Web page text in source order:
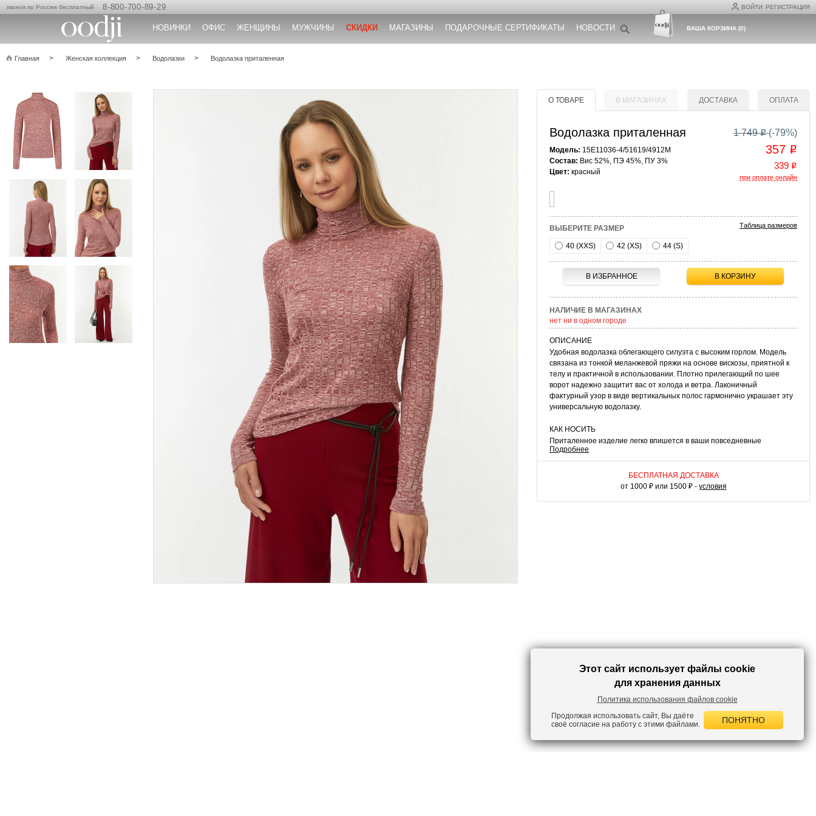
ВОЙТИ РЕГИСТРАЦИЯ
звонок по России бесплатный 8-800-700-89-29
НОВИНКИ ОФИС ЖЕНЩИНЫ МУЖЧИНЫ СКИДКИ МАГАЗИНЫ ПОДАРОЧНЫЕ СЕРТИФИКАТЫ НОВОСТИ ВАША КОРЗИНА(0)
Главная Женская коллекция Водолазки Водолазка приталенная
О ТОВАРЕ В МАГАЗИНАХ ДОСТАВКА ОПЛАТА
Водолазка приталенная
Модель: 15E11036-4/51619/4912M
Состав: Вис 52%, ПЭ 45%, ПУ 3%
Цвет: красный
1 749o (-79%)
357 o
339 o
при оплате онлайн
ВЫБЕРИТЕ РАЗМЕР Таблица размеров
40 (XXS) 42 (XS) 44 (S)
В ИЗБРАННОЕ В КОРЗИНУ
НАЛИЧИЕ В МАГАЗИНАХ
нет ни в одном городе
ОПИСАНИЕ
Удобная водолазка облегающего силуэта с высоким горлом. Модель
связана из тонкой меланжевой пряжи на основе вискозы, приятной к
телу и практичной в использовании. Плотно прилегающий по шее
ворот надежно защитит вас от холода и ветра. Лаконичный
фактурный узор в виде вертикальных полос гармонично украшает эту
универсальную водолазку.
КАК НОСИТЬ
Приталенное изделие легко впишется в ваши повседневные
комплекты с миди юбками, джинсами, чиносами или кожаными
брюками. Дополните комплект крупными серьгами, кулоном или
браслетами. В прохладный день водолазку можно легко вписать в
многослойный образ с пиджаком, пальто или стеганым жилетом.
Подробнее
БЕСПЛАТНАЯ ДОСТАВКА
от 1000 ₽ или 1500 ₽ - условия
Этот сайт использует файлы cookie
для хранения данных
Политика использования файлов cookie
Продолжая использовать сайт, Вы даёте
своё согласие на работу с этими файлами.
ПОНЯТНО